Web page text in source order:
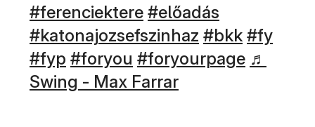
#ferenciektere (új ablakban nyílik
#előadás
#katonajozsefszinhaz (új ablakban
#bkk (új
#fy(új
#fyp (új ablakban nyílik meg)
#foryou (új ablakban nyílik
#foryourpage (új
♬
Swing - Max Farrar